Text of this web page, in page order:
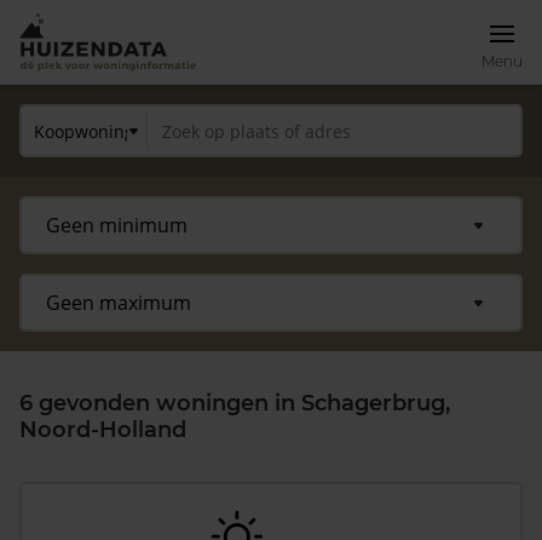
Menu
6 gevonden woningen in Schagerbrug,
Noord-Holland